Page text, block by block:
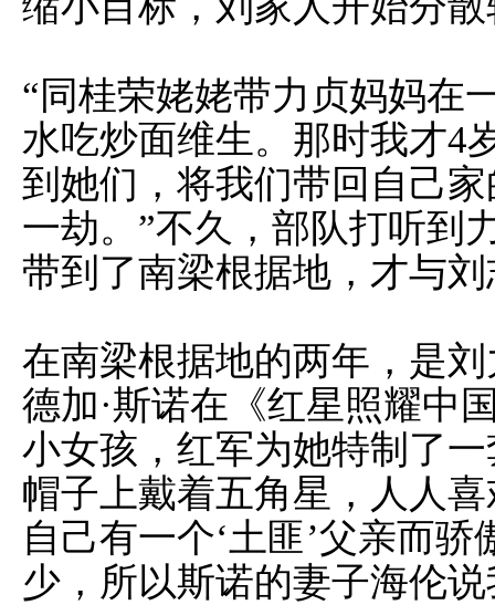
“同桂荣姥姥带力贞妈妈在
水吃炒面维生。那时我才4
到她们，将我们带回自己
一劫。”不久，部队打听到
带到了南梁根据地，才与
在南梁根据地的两年，是
德加·斯诺在《红星照耀中
小女孩，红军为她特制了
帽子上戴着五角星，人人
自己有一个‘土匪’父亲而
少，所以斯诺的妻子海伦